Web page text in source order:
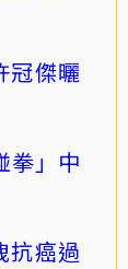
冠傑曬
拳」中
抗癌過